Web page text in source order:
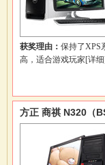
获奖理由： 保持了XPS
高，适合游戏玩家[详
方正 商祺 N320（